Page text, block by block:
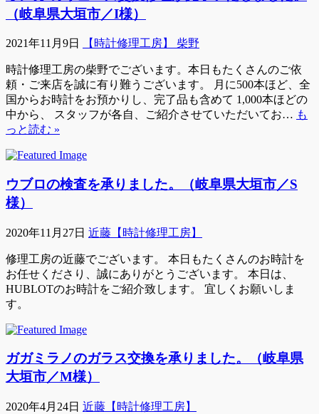
（岐阜県大垣市／I様）
2021年11月9日 【時計修理工房】 柴野
時計修理工房の柴野でございます。本日もたくさんのご依
頼・ご来店を誠に有り難うございます。 月に500本ほど、全
国からお時計をお預かりし、完了品も含めて 1,000本ほどの
中から、 スタッフが各自、ご紹介させていただいてお… も
っと読む »
ウブロの検査を承りました。（岐阜県大垣市／S
様）
2020年11月27日 近藤【時計修理工房】
修理工房の近藤でございます。 本日もたくさんのお時計を
お任せくださり、誠にありがとうございます。 本日は、
HUBLOTのお時計をご紹介致します。 宜しくお願いしま
す。
ガガミラノのガラス交換を承りました。（岐阜県
大垣市／M様）
2020年4月24日 近藤【時計修理工房】